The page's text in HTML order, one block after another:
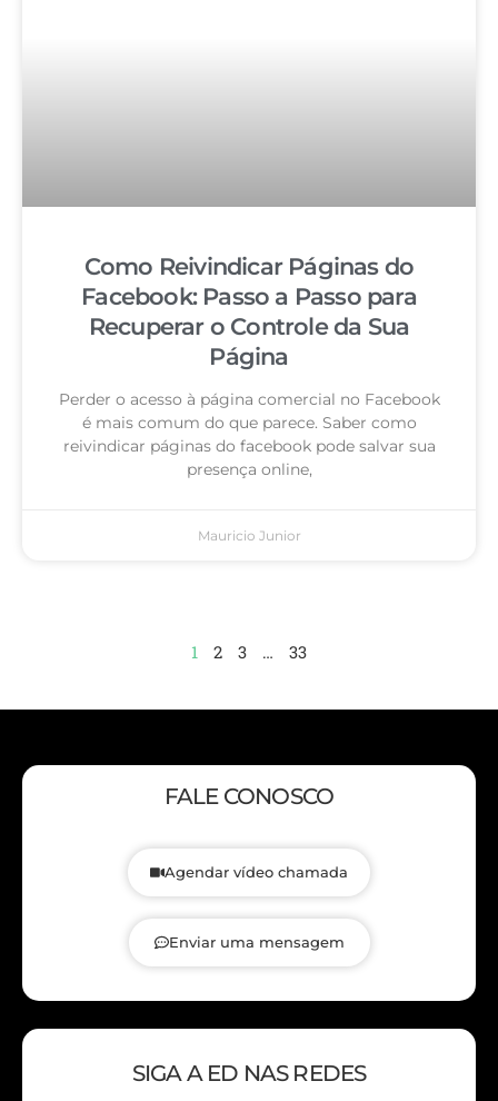
Como Reivindicar Páginas do
Facebook: Passo a Passo para
Recuperar o Controle da Sua
Página
Perder o acesso à página comercial no Facebook
é mais comum do que parece. Saber como
reivindicar páginas do facebook pode salvar sua
presença online,
Mauricio Junior
1 2 3 … 33
FALE CONOSCO
Agendar vídeo chamada
Enviar uma mensagem
SIGA A ED NAS REDES